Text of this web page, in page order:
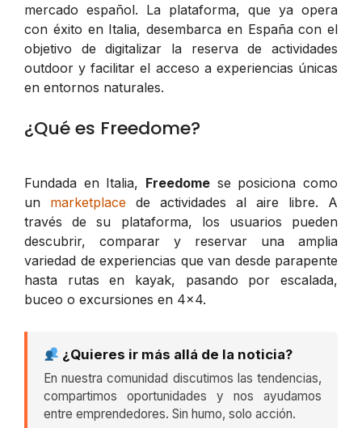
mercado español. La plataforma, que ya opera
con éxito en Italia, desembarca en España con el
objetivo de digitalizar la reserva de actividades
outdoor y facilitar el acceso a experiencias únicas
en entornos naturales.
¿Qué es Freedome?
Fundada en Italia, Freedome se posiciona como
un marketplace de actividades al aire libre. A
través de su plataforma, los usuarios pueden
descubrir, comparar y reservar una amplia
variedad de experiencias que van desde parapente
hasta rutas en kayak, pasando por escalada,
buceo o excursiones en 4x4.
¿Quieres ir más allá de la noticia?
En nuestra comunidad discutimos las tendencias,
compartimos oportunidades y nos ayudamos
entre emprendedores. Sin humo, solo acción.